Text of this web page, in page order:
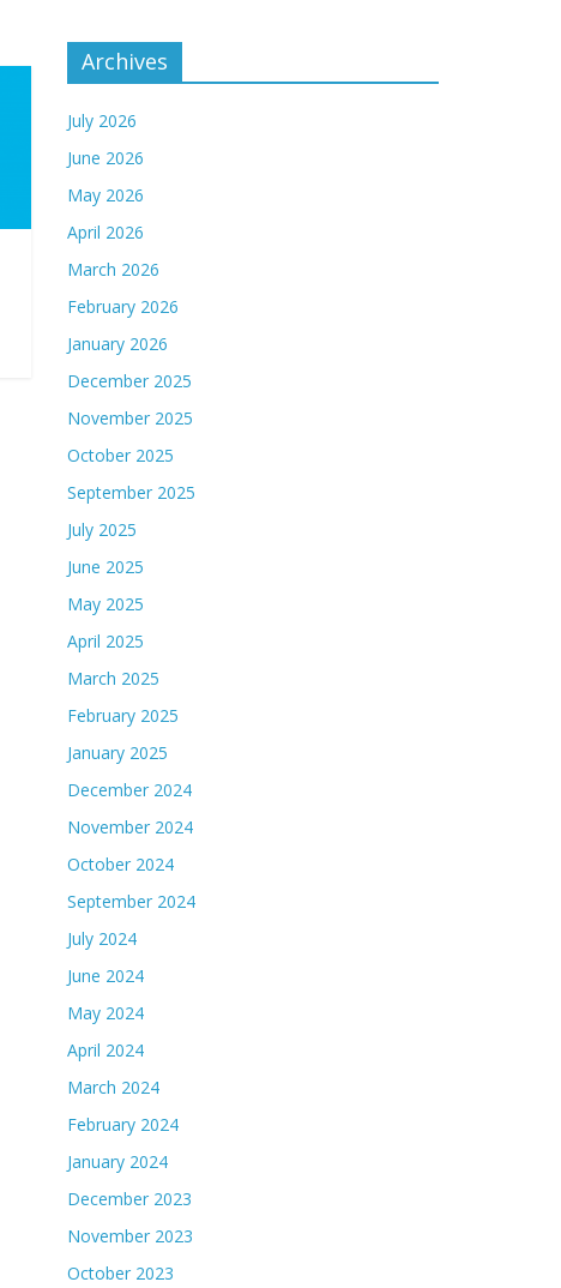
Archives
July 2026
June 2026
May 2026
April 2026
March 2026
February 2026
January 2026
December 2025
November 2025
October 2025
September 2025
July 2025
June 2025
May 2025
April 2025
March 2025
February 2025
January 2025
December 2024
November 2024
October 2024
September 2024
July 2024
June 2024
May 2024
April 2024
March 2024
February 2024
January 2024
December 2023
November 2023
October 2023